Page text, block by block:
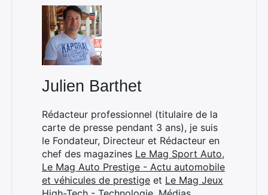
Julien Barthet
Rédacteur professionnel (titulaire de la
carte de presse pendant 3 ans), je suis
le Fondateur, Directeur et Rédacteur en
chef des magazines Le Mag Sport Auto,
Le Mag Auto Prestige - Actu automobile
et véhicules de prestige et Le Mag Jeux